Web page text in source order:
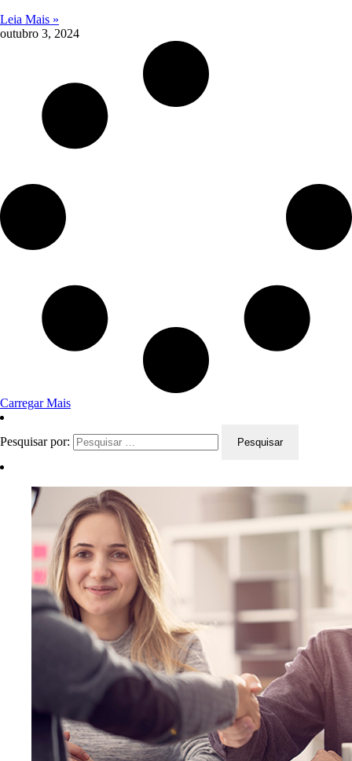
Leia Mais »
outubro 3, 2024
Carregar Mais
Pesquisar por: